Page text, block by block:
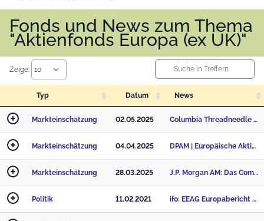
Fonds und News zum Thema
"Aktienfonds Europa (ex UK)"
Zeige:
Typ Datum News
Markteinschätzung 02.05.2025 Columbia Threadneedle Investments | Europaaktien: Unbeliebt, unterbewertet, unterschätzt
Markteinschätzung 04.04.2025 DPAM | Europäische Aktien: Wie Anleger vom Konjunkturpaket profitieren
Markteinschätzung 28.03.2025 J.P. Morgan AM: Das Comeback Europas – von „MAGA“ zu „MEGA“
Politik 11.02.2021 ifo: EEAG Europabericht Wirtschaft